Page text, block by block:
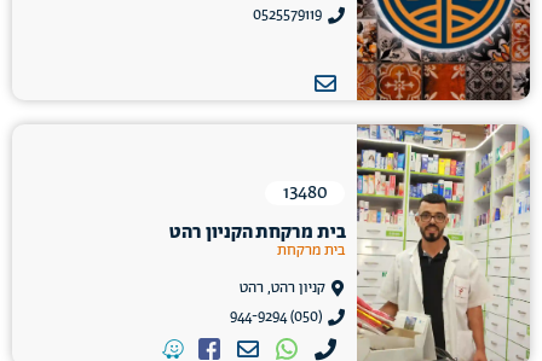
0525579119
13480
בית מרקחת הקניון רהט
בית מרקחת
קניון רהט, רהט
(050) 944-9294